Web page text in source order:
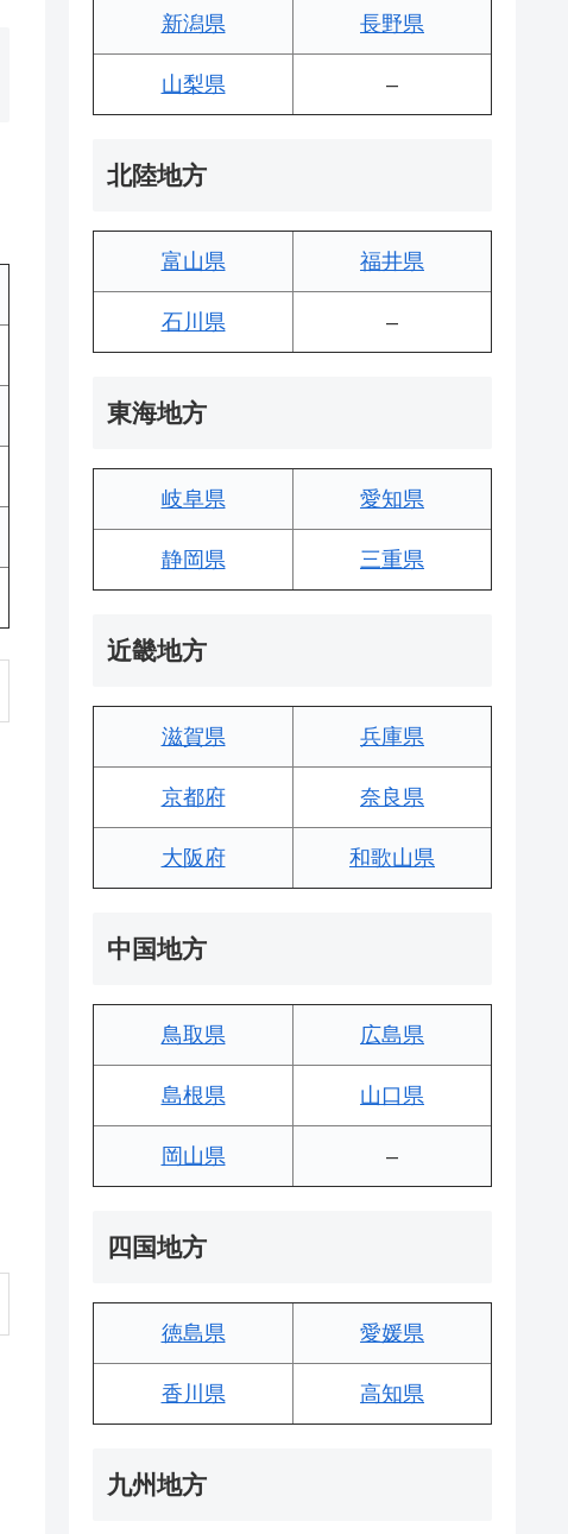
新潟県 長野県
山梨県 –
北陸地方
富山県 福井県
石川県 –
東海地方
岐阜県 愛知県
静岡県 三重県
近畿地方
滋賀県 兵庫県
京都府 奈良県
大阪府 和歌山県
中国地方
鳥取県 広島県
島根県 山口県
岡山県 –
四国地方
徳島県 愛媛県
香川県 高知県
九州地方